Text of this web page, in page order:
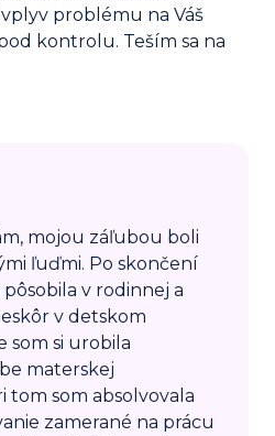
problému na Váš
kontrolu. Teším sa na
mojou záľubou boli
ľuďmi. Po skončení
v rodinnej a
v detskom
som si urobila
materskej
tom som absolvovala
zamerané na prácu